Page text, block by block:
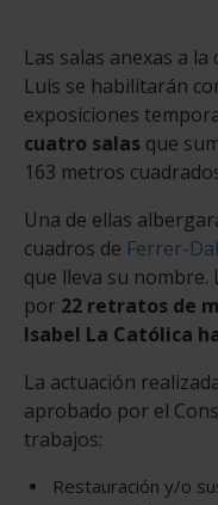
Las salas anexas a
Luis se habilitarán
exposiciones
cuatro salas que
163 metros
Una de ellas
cuadros de Ferrer-
que lleva su nombre.
por 22 retratos de
Isabel La Católica
La actuación
aprobado por el
trabajos:
Restauración y/o